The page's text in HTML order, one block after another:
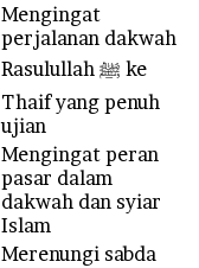
Mengingat
perjalanan dakwah
Rasulullah ﷺ ke
Thaif yang penuh
ujian
Mengingat peran
pasar dalam
dakwah dan syiar
Islam
Merenungi sabda